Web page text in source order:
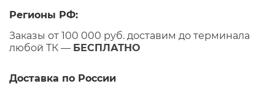
Регионы РФ:
Заказы от 100 000 руб. доставим до терминала
любой ТК — БЕСПЛАТНО
Доставка по России